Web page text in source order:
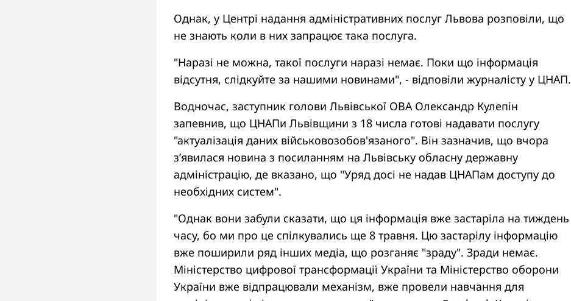
Однак, у Центрі надання адміністративних послуг Львова розповіли, що
не знають коли в них запрацює така послуга.
"Наразі не можна, такої послуги наразі немає. Поки що інформація
відсутня, слідкуйте за нашими новинами", - відповіли журналісту у ЦНАП.
Водночас, заступник голови Львівської ОВА Олександр Кулепін
запевнив, що ЦНАПи Львівщини з 18 числа готові надавати послугу
"актуалізація даних військовозобов'язаного". Він зазначив, що вчора
з’явилася новина з посиланням на Львівську обласну державну
адміністрацію, де вказано, що "Уряд досі не надав ЦНАПам доступу до
необхідних систем".
"Однак вони забули сказати, що ця інформація вже застаріла на тиждень
часу, бо ми про це спілкувались ще 8 травня. Цю застарілу інформацію
вже поширили ряд інших медіа, що розганяє "зраду". Зради немає.
Міністерство цифрової трансформації України та Міністерство оборони
України вже відпрацювали механізм, вже провели навчання для